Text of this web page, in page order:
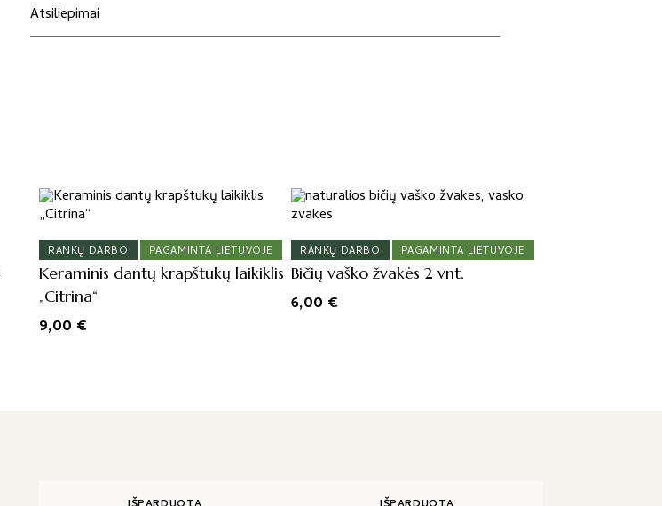
Atsiliepimai
RANKŲ DARBO PAGAMINTA LIETUVOJE
Keraminis dantų krapštukų laikiklis
„Citrina“
9,00 €
RANKŲ DARBO PAGAMINTA LIETUVOJE
Bičių vaško žvakės 2 vnt.
6,00 €